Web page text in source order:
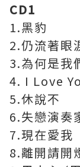
CD1
1.黑豹
2.仍流著眼
3.為何是我
4. I Love
5.休說不
6.失戀演奏
7.現在愛我
8.離開請開